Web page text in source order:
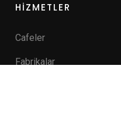
HİZMETLER
Cafeler
Fabrikalar